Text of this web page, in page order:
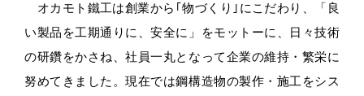
オカモト鐵工は創業から｢物づくり｣にこだわり、「良
い製品を工期通りに、安全に」をモットーに、日々技術
の研鑽をかさね、社員一丸となって企業の維持・繁栄に
努めてきました。現在では鋼構造物の製作・施工をシス